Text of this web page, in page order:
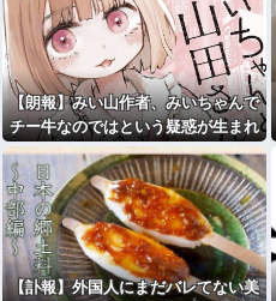
【朗報】みい山作者、みいちゃんで
チー牛なのではという疑惑が生まれ
るwwwwwww
【訃報】外国人にまだバレてない美